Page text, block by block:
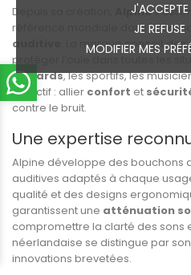
J'ACCEPTE
JE REFUSE
MODIFIER MES
Depuis sa création, Alpines’est
référence mondiale dans le
auditive
. La marque conçoit
protéger l’ouïe dans toutes les
motards, les sportifs, les
objectif : allier confort et
contre le bruit.
Une expertise
Alpine développe des bouchons
auditives adaptés à chaque
qualité et des designs
garantissent une atténuation
compromettre la clarté des sons
néerlandaise se distingue par
innovations brevetées.